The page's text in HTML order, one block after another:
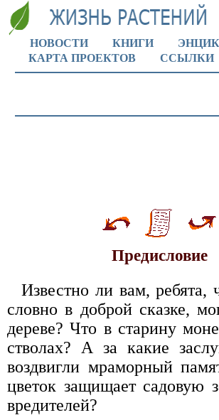
НОВОСТИ КНИГИ
КАРТА ПРОЕКТОВ
ССЫЛКИ
Предисловие
Известно ли вам, ребята,
словно в доброй сказке,
дереве? Что в старину
стволах? А за какие
воздвигли мраморный
цветок защищает садовую
вредителей?